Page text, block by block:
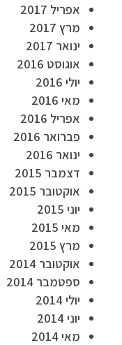
אפריל 2017
מרץ 2017
ינואר 2017
אוגוסט 2016
יולי 2016
מאי 2016
אפריל 2016
פברואר 2016
ינואר 2016
דצמבר 2015
אוקטובר 2015
יוני 2015
מאי 2015
מרץ 2015
אוקטובר 2014
ספטמבר 2014
יולי 2014
יוני 2014
מאי 2014